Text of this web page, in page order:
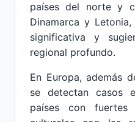
países del norte y
Dinamarca y
significativa y
regional profundo.
En Europa, además
se detectan casos
países con fuertes